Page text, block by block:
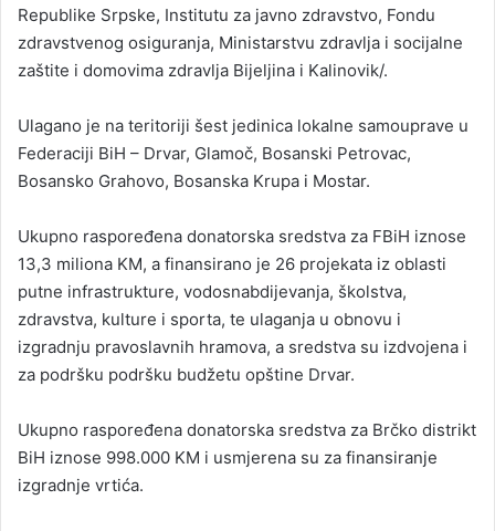
Republike Srpske, Institutu za javno zdravstvo, Fondu
zdravstvenog osiguranja, Ministarstvu zdravlja i socijalne
zaštite i domovima zdravlja Bijeljina i Kalinovik/.
Ulagano je na teritoriji šest jedinica lokalne samouprave u
Federaciji BiH – Drvar, Glamoč, Bosanski Petrovac,
Bosansko Grahovo, Bosanska Krupa i Mostar.
Ukupno raspoređena donatorska sredstva za FBiH iznose
13,3 miliona KM, a finansirano je 26 projekata iz oblasti
putne infrastrukture, vodosnabdijevanja, školstva,
zdravstva, kulture i sporta, te ulaganja u obnovu i
izgradnju pravoslavnih hramova, a sredstva su izdvojena i
za podršku podršku budžetu opštine Drvar.
Ukupno raspoređena donatorska sredstva za Brčko distrikt
BiH iznose 998.000 KM i usmjerena su za finansiranje
izgradnje vrtića.